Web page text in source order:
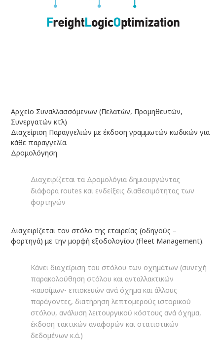
Αρχείο Συναλλασσόμενων (Πελατών, Προμηθευτών,
Συνεργατών κτλ)
Διαχείριση Παραγγελιών με έκδοση γραμμωτών κωδικών για
κάθε παραγγελία.
Δρομολόγηση
Διαχειρίζεται τα Δρομολόγια δημιουργώντας
διάφορα routes και ενδείξεις διαθεσιμότητας των
φορτηγών
Διαχειρίζεται τον στόλο της εταιρείας (οδηγούς –
φορτηγά) με την μορφή εξοδολογίου (Fleet Management).
Κάνει διαχείριση του στόλου των οχημάτων (συνεχή
παρακολούθηση στόλου και ανταλλακτικών
-καυσίμων- επισκευών ανά όχημα και άλλους
παράγοντες, διατήρηση λεπτομερούς ιστορικού
στόλου, ανάλυση λειτουργικού κόστους ανά όχημα,
έκδοση τακτικών αναφορών και στατιστικών
δεδομένων κ.ά.)